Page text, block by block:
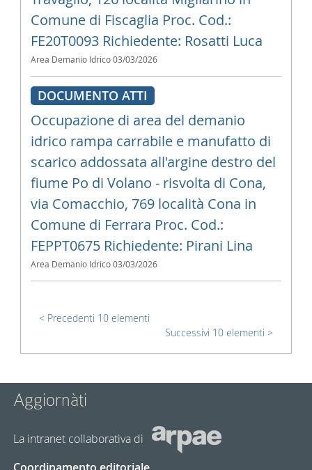
Comune di Fiscaglia Proc. Cod.:
FE20T0093 Richiedente: Rosatti Luca
Area Demanio Idrico 03/03/2026
DOCUMENTO ATTI
Occupazione di area del demanio
idrico rampa carrabile e manufatto di
scarico addossata all'argine destro del
fiume Po di Volano - risvolta di Cona,
via Comacchio, 769 località Cona in
Comune di Ferrara Proc. Cod.:
FEPPT0675 Richiedente: Pirani Lina
Area Demanio Idrico 03/03/2026
Precedenti 10 elementi
Successivi 10 elementi
Aggiornàti
La intranet collaborativa di